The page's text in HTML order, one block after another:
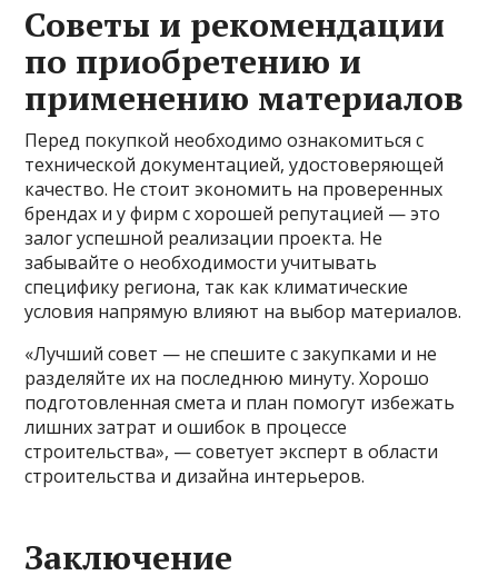
Советы и рекомендации
по приобретению и
применению материалов
Перед покупкой необходимо ознакомиться с
технической документацией, удостоверяющей
качество. Не стоит экономить на проверенных
брендах и у фирм с хорошей репутацией — это
залог успешной реализации проекта. Не
забывайте о необходимости учитывать
специфику региона, так как климатические
условия напрямую влияют на выбор материалов.
«Лучший совет — не спешите с закупками и не
разделяйте их на последнюю минуту. Хорошо
подготовленная смета и план помогут избежать
лишних затрат и ошибок в процессе
строительства», — советует эксперт в области
строительства и дизайна интерьеров.
Заключение